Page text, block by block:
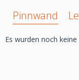
Pinnwand
Es wurden noch